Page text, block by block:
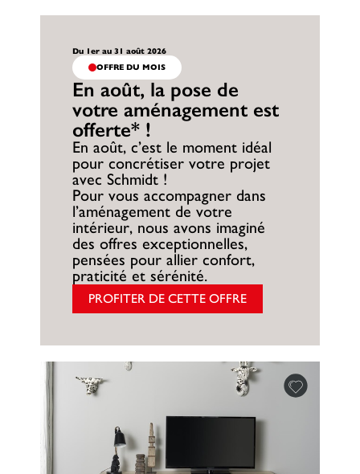
Du 1er au 31 août 2026
OFFRE DU MOIS
En août, la pose de
votre aménagement est
offerte* !
En août, c’est le moment idéal
pour concrétiser votre projet
avec Schmidt !
Pour vous accompagner dans
l’aménagement de votre
intérieur, nous avons imaginé
des offres exceptionnelles,
pensées pour allier confort,
praticité et sérénité.
PROFITER DE CETTE OFFRE